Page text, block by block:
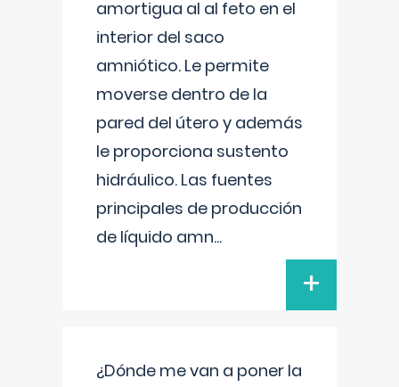
amortigua al al feto en el
interior del saco
amniótico. Le permite
moverse dentro de la
pared del útero y además
le proporciona sustento
hidráulico. Las fuentes
principales de producción
de líquido amn...
+
¿Dónde me van a poner la